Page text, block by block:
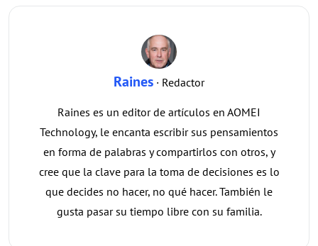
Raines · Redactor
Raines es un editor de artículos en AOMEI
Technology, le encanta escribir sus pensamientos
en forma de palabras y compartirlos con otros, y
cree que la clave para la toma de decisiones es lo
que decides no hacer, no qué hacer. También le
gusta pasar su tiempo libre con su familia.